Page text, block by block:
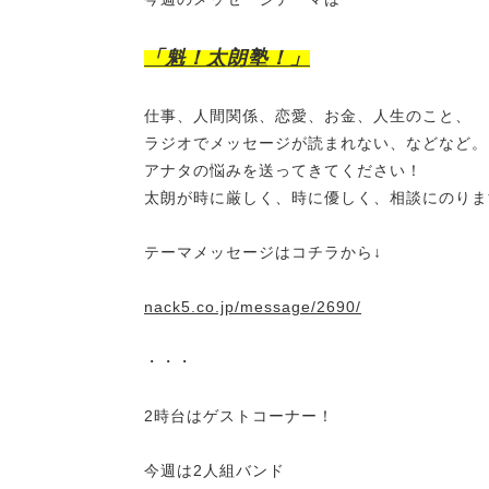
「魁！太朗塾！」
仕事、人間関係、恋愛、お金、人生のこと、
ラジオでメッセージが読まれない、などなど。
アナタの悩みを送ってきてください！
太朗が時に厳しく、時に優しく、相談にのり
テーマメッセージはコチラから↓
nack5.co.jp/message/2690/
・・・
2時台はゲストコーナー！
今週は2人組バンド